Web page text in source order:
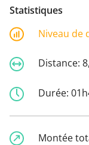
Statistiques
Niveau de
Distance:
Durée:
Montée